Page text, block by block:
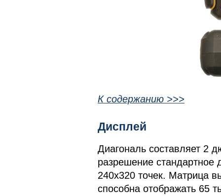
К содержанию >>>
Дисплей
Диагональ составляет 2
разрешение
240х320 точек. Матрица
способна отображать 65